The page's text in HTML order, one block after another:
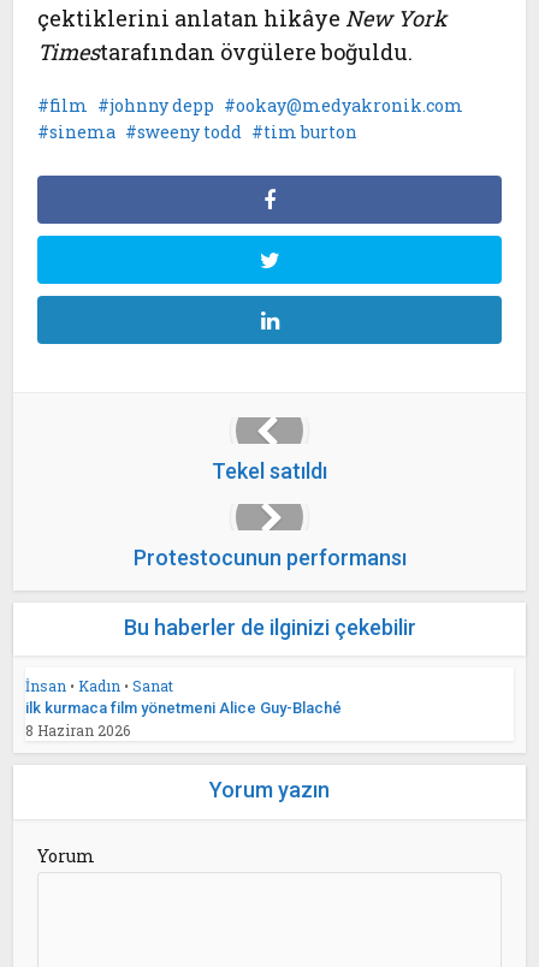
çektiklerini anlatan hikâyeNew York
Timestarafından övgülere boğuldu.
film johnny depp
ookay@medyakronik.com
sinema
sweeny todd tim burton
Tekel satıldı
Protestocunun performansı
Bu haberler de ilginizi çekebilir
İnsan • Kadın • Sanat
ilk kurmaca film yönetmeni Alice Guy-Blaché
8 Haziran 2026
Yorum yazın
Yorum